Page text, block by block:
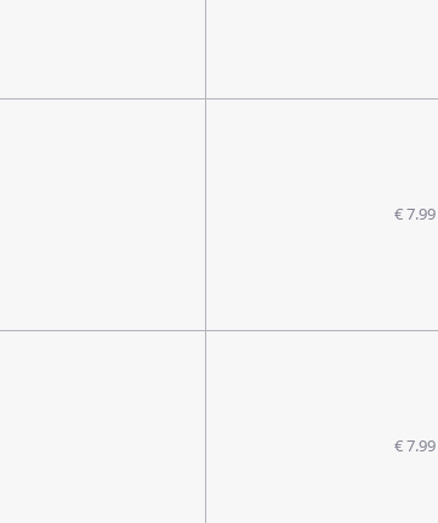
€ 7.99
€ 7.99